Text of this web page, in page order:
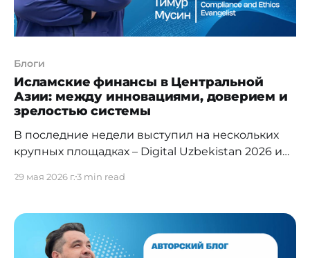
Блоги
Исламские финансы в Центральной
Азии: между инновациями, доверием и
зрелостью системы
В последние недели выступил на нескольких
крупных площадках – Digital Uzbekistan 2026 и
обсуждались вопросы развития исламского
будущего финансовой инфраструктуры
региона. Что особенно интересно –
практически во всех дискуссиях все чаще
29 мая 2026 г.3 min read